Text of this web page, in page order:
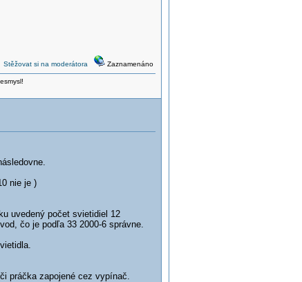
Stěžovat si na moderátora Zaznamenáno
nie je )
uvedený počet svietidiel 12
čo je podľa 33 2000-6 správne.
práčka zapojené cez vypínač.